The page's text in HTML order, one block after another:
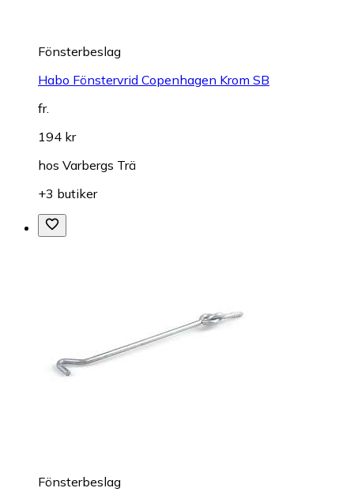
Fönsterbeslag
Habo Fönstervrid Copenhagen Krom SB
fr.
194 kr
hos Varbergs Trä
+3 butiker
Fönsterbeslag